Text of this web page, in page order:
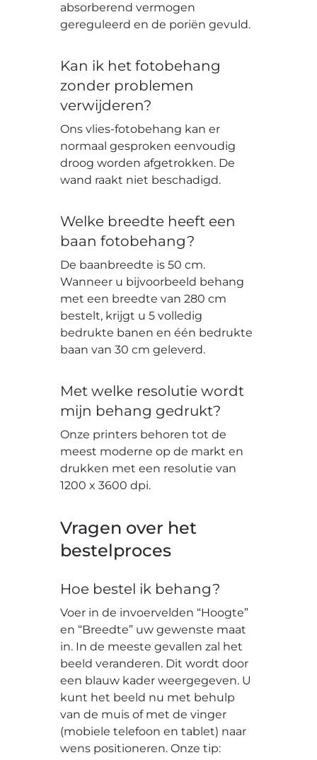
absorberend vermogen
gereguleerd en de poriën gevuld.
Kan ik het fotobehang
zonder problemen
verwijderen?
Ons vlies-fotobehang kan er
normaal gesproken eenvoudig
droog worden afgetrokken. De
wand raakt niet beschadigd.
Welke breedte heeft een
baan fotobehang?
De baanbreedte is 50 cm.
Wanneer u bijvoorbeeld behang
met een breedte van 280 cm
bestelt, krijgt u 5 volledig
bedrukte banen en één bedrukte
baan van 30 cm geleverd.
Met welke resolutie wordt
mijn behang gedrukt?
Onze printers behoren tot de
meest moderne op de markt en
drukken met een resolutie van
1200 x 3600 dpi.
Vragen over het
bestelproces
Hoe bestel ik behang?
Voer in de invoervelden “Hoogte”
en “Breedte” uw gewenste maat
in. In de meeste gevallen zal het
beeld veranderen. Dit wordt door
een blauw kader weergegeven. U
kunt het beeld nu met behulp
van de muis of met de vinger
(mobiele telefoon en tablet) naar
wens positioneren. Onze tip: